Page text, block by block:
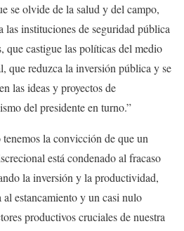
se olvide de la salud y del campo,
las instituciones de seguridad pública
que castigue las políticas del medio
que reduzca la inversión pública y se
las ideas y proyectos de
del presidente en turno.”
la convicción de que un
está condenado al fracaso
la inversión y la productividad,
estancamiento y un casi nulo
productivos cruciales de nuestra